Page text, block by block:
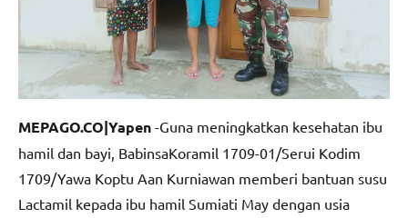
MEPAGO.CO|Yapen -Guna meningkatkan kesehatan ibu
hamil dan bayi, BabinsaKoramil 1709-01/Serui Kodim
1709/Yawa Koptu Aan Kurniawan memberi bantuan susu
Lactamil kepada ibu hamil Sumiati May dengan usia